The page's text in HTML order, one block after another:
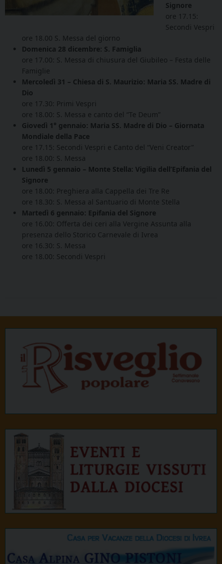
Signore
ore 17.15:
Secondi Vespri
ore 18.00 S. Messa del giorno
Domenica 28 dicembre: S. Famiglia
ore 17.00: S. Messa di chiusura del Giubileo – Festa delle
Famiglie
Mercoledì 31 – Chiesa di S. Maurizio: Maria SS. Madre di
Dio
ore 17.30: Primi Vespri
ore 18.00: S. Messa e canto del “Te Deum”
Giovedì 1° gennaio: Maria SS. Madre di Dio – Giornata
Mondiale della Pace
ore 17.15: Secondi Vespri e Canto del “Veni Creator”
ore 18.00: S. Messa
Lunedì 5 gennaio – Monte Stella: Vigilia dell’Epifania del
Signore
ore 18.00: Preghiera alla Cappella dei Tre Re
ore 18.30: S. Messa al Santuario di Monte Stella
Martedì 6 gennaio: Epifania del Signore
ore 16.00: Offerta dei ceri alla Vergine Assunta alla
presenza dello Storico Carnevale di Ivrea
ore 16.30: S. Messa
ore 18.00: Secondi Vespri